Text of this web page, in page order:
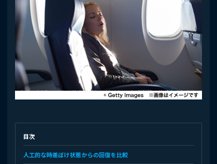
目次
人工的な時差ぼけ状態からの回復を比較